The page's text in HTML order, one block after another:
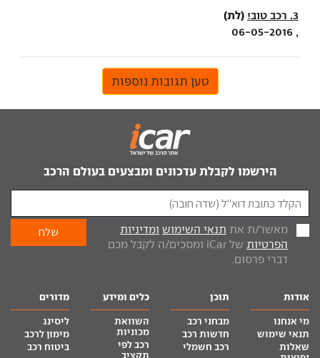
3. רכב טוב! (לת)
, 06-05-2016
טען תגובות נוספות
הירשמו לקבלת עדכונים ומבצעים בעולם הרכב
מאשר/ת את תנאי השימוש ומדיניות
הפרטיות
של iCar ומסכים/ה לקבל מכם
דברי פרסום.
אודות
מי אנחנו
תנאי שימוש
שאלות
תוכן
מבחני רכב
חדשות רכב
רכב חשמלי
כלים ומידע
השוואת
מכוניות
רכב לפי
מדורים
ליסינג
מימון לרכב
ביטוח רכב